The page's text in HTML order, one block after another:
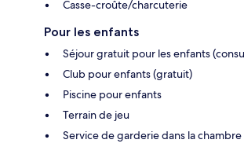
Casse-croûte/charcuterie
Pour les enfants
Séjour gratuit pour les enfants
Club pour enfants (gratuit)
Piscine pour enfants
Terrain de jeu
Service de garderie dans la